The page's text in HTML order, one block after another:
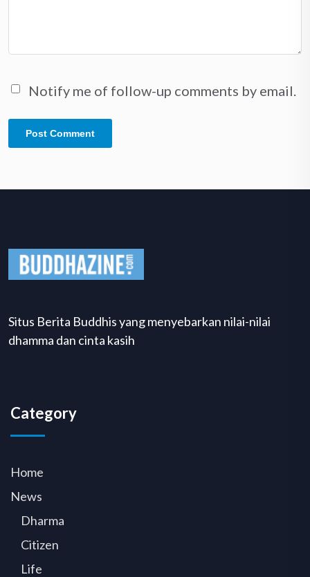
Notify me of follow-up comments by email.
Situs Berita Buddhis yang menyebarkan nilai-nilai
dhamma dan cinta kasih
Category
Home
News
Dharma
Citizen
Life